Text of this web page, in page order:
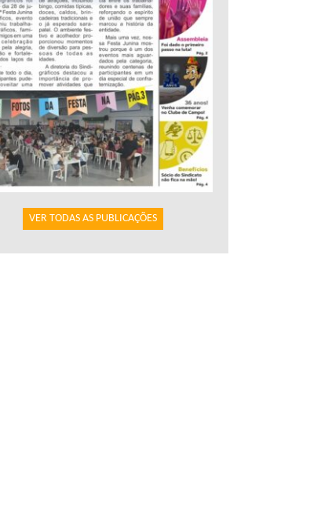
VER TODAS AS PUBLICAÇÕES